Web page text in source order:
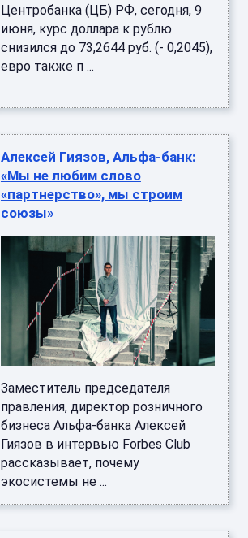
Центробанка (ЦБ) РФ, сегодня, 9
июня, курс доллара к рублю
снизился до 73,2644 руб. (- 0,2045),
евро также п ...
Алексей Гиязов, Альфа-банк:
«Мы не любим слово
«партнерство», мы строим
союзы»
Заместитель председателя
правления, директор розничного
бизнеса Альфа-банка Алексей
Гиязов в интервью Forbes Club
рассказывает, почему
экосистемы не ...